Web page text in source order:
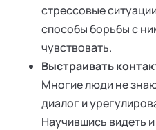
стрессовые
способы борьбы с
чувствовать.
Выстраивать
Многие люди не
диалог и
Научившись видеть